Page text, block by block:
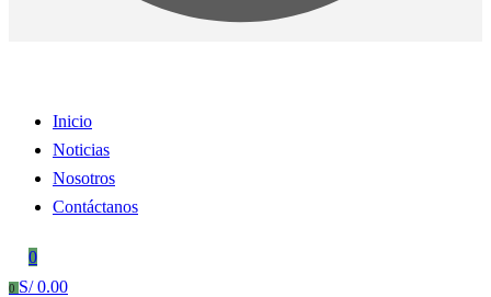
Inicio
Noticias
Nosotros
Contáctanos
0
0 S/0.00